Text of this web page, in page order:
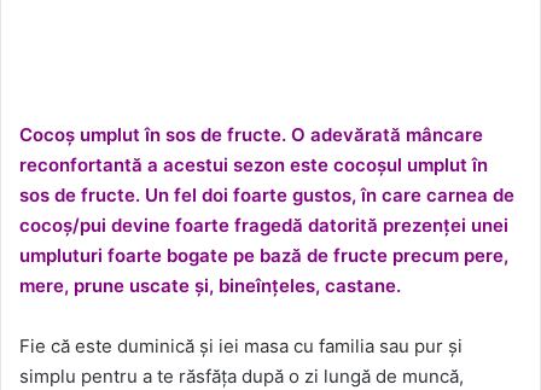
Cocoș umplut în sos de fructe. O adevărată mâncare
reconfortantă a acestui sezon este cocoșul umplut în
sos de fructe. Un fel doi foarte gustos, în care carnea de
cocoș/pui devine foarte fragedă datorită prezenței unei
umpluturi foarte bogate pe bază de fructe precum pere,
mere, prune uscate și, bineînțeles, castane.
Fie că este duminică și iei masa cu familia sau pur și
simplu pentru a te răsfăța după o zi lungă de muncă,